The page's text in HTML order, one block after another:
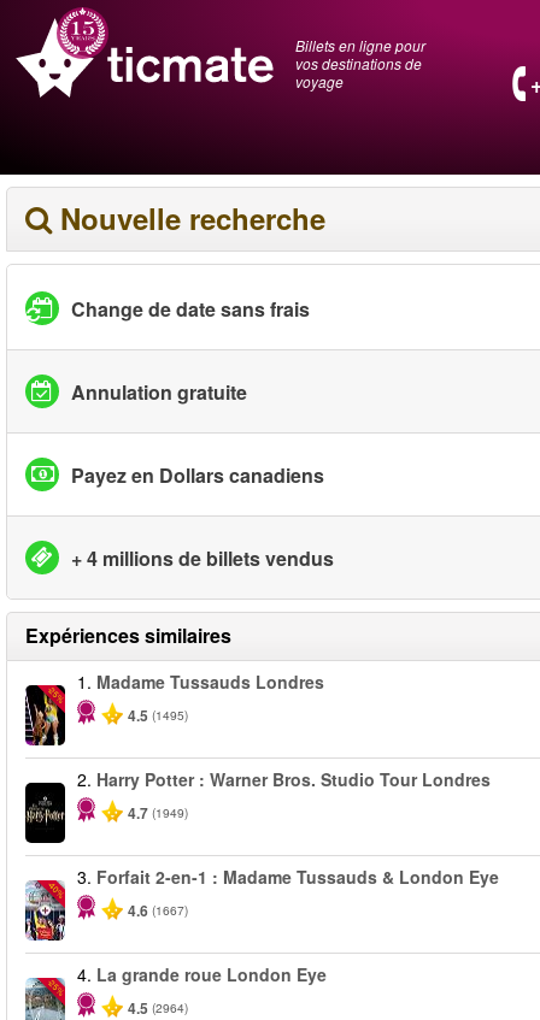
Billets en ligne pour
vos destinations de
voyage
Nouvelle recherche
Change de date sans frais
Annulation gratuite
Payez en Dollars canadiens
+ 4 millions de billets vendus
Expériences similaires
-25%
1. Madame Tussauds Londres
4.5 (1495)
2. Harry Potter : Warner Bros. Studio Tour Londres
4.7 (1949)
-40%
3. Forfait 2-en-1 : Madame Tussauds & London Eye
4.6 (1667)
-25%
4. La grande roue London Eye
4.5 (2964)